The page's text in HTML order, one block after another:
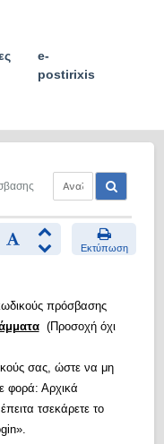
e-
postirixis
Εκτύπωση
πρόσβασης
(Προσοχή όχι
σας, ώστε να μη
φορά: Αρχικά
τσεκάρετε το